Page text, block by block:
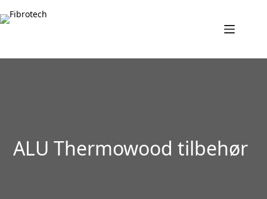
til
indhold
ALU Thermowood tilbehør